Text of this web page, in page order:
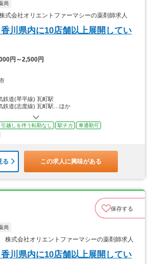
局
会社オリエントファーマシーの薬剤師求人
香川県内に10店舗以上展開してい
円～2,500円
鉄道(琴平線) 瓦町駅
鉄道(志度線) 瓦町駅…ほか
越しを伴う転勤なし 駅チカ
車通勤可
る この求人に興味がある
保存する
局
式会社オリエントファーマシーの薬剤師求人
香川県内に10店舗以上展開してい